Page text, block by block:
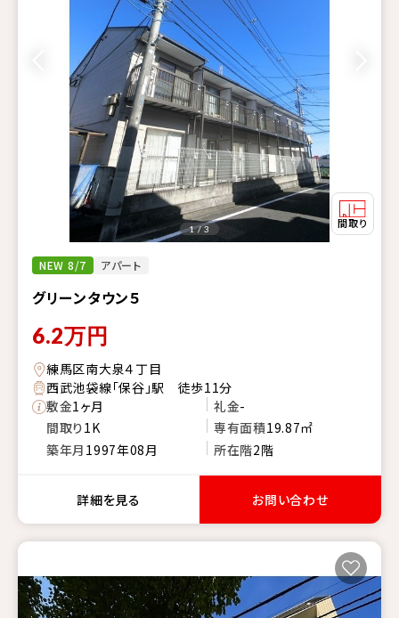
NEW 8/7 アパート
グリーンタウン５
1 / 3
6.2万円
練馬区南大泉４丁目
西武池袋線「保谷」駅 徒歩11分
敷金1ヶ月 礼金-
間取り1K 専有面積19.87㎡
築年月 1997年08月 所在階2階
詳細を見る お問い合わせ